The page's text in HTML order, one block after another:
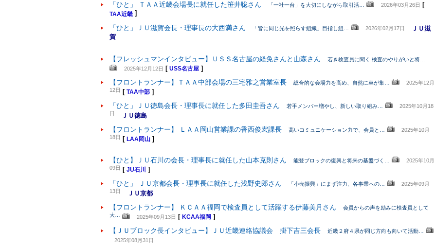
「ひと」 ＴＡＡ近畿会場長に就任した笹井聡さん 「一社一台」を大切にしながら取引活… 2026年03月26日 [
TAA近畿 ]
「ひと」ＪＵ滋賀会長・理事長の大西満さん 「皆に同じ光を照らす組織」目指し組… 2026年02月17日 ＪＵ滋
賀
【フレッシュマンインタビュー】ＵＳＳ名古屋の経免さんと山森さん
若き検査員に聞く 検査のやりがいと将…
2025年12月12日
[ USS名古屋 ]
【フロントランナー】ＴＡＡ中部会場の三宅雅之営業室長 総合的な会場力を高め、自然に車が集… 2025年12月
12日 [ TAA中部 ]
「ひと」ＪＵ徳島会長・理事長に就任した多田圭吾さん 若手メンバー増やし、新しい取り組み… 2025年10月18
日 ＪＵ徳島
【フロントランナー】 ＬＡＡ岡山営業課の香西俊宏課長 高いコミュニケーション力で、会員と… 2025年10月
18日 [ LAA岡山 ]
【ひと】ＪＵ石川の会長・理事長に就任した山本克則さん 能登ブロックの復興と将来の基盤づく… 2025年10月
09日 [ JU石川 ]
「ひと」 ＪＵ京都会長・理事長に就任した浅野史郎さん 「小売振興」にまず注力、各事業への… 2025年09月
13日 ＪＵ京都
【フロントランナー】 ＫＣＡＡ福岡で検査員として活躍する伊藤美月さん 会員からの声を励みに検査員として
大… 2025年09月13日 [ KCAA福岡 ]
【ＪＵブロック長インタビュー】ＪＵ近畿連絡協議会 掛下吉三会長
近畿２府４県が同じ方向も向いて活動…
2025年08月31日